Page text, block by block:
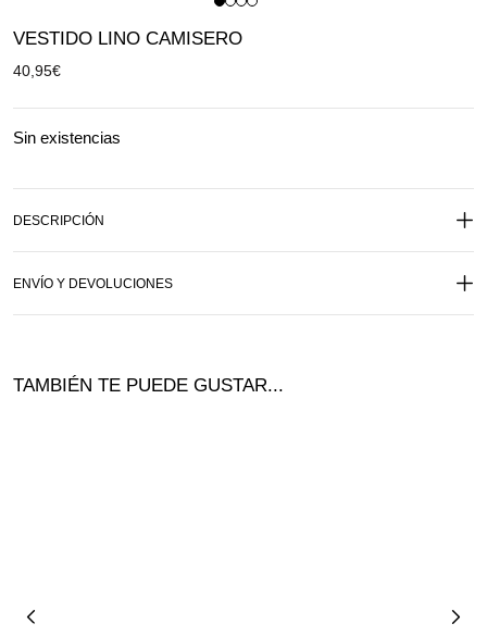
VESTIDO LINO CAMISERO
40,95€
Sin existencias
DESCRIPCIÓN
ENVÍO Y DEVOLUCIONES
TAMBIÉN TE PUEDE GUSTAR...